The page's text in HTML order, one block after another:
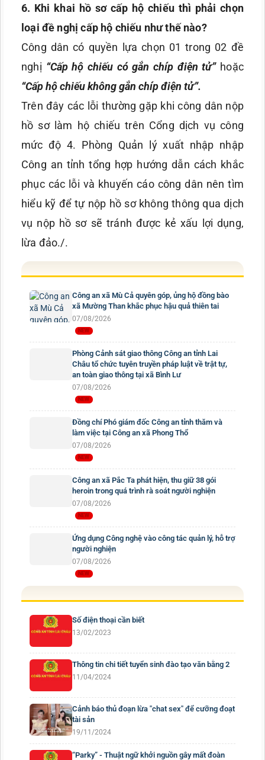
6. Khi khai hồ sơ cấp hộ chiếu thì phải chọn
loại đề nghị cấp hộ chiếu như thế nào?
Công dân có quyền lựa chọn 01 trong 02 đề
nghị “Cấp hộ chiếu có gắn chíp điện tử”hoặc
“Cấp hộ chiếu không gắn chíp điện tử”.
Trên đây các lỗi thường gặp khi công dân nộp
hồ sơ làm hộ chiếu trên Cổng dịch vụ công
mức độ 4. Phòng Quản lý xuất nhập nhập
Công an tỉnh tổng hợp hướng dẫn cách khắc
phục các lỗi và khuyến cáo công dân nên tìm
hiểu kỹ để tự nộp hồ sơ không thông qua dịch
vụ nộp hồ sơ sẽ tránh được kẻ xấu lợi dụng,
lừa đảo./.
Công an xã Mù Cả quyên góp, ủng hộ đồng bào
xã Mường Than khắc phục hậu quả thiên tai
07/08/2026
Phòng Cảnh sát giao thông Công an tỉnh Lai
Châu tổ chức tuyên truyền pháp luật về trật tự,
an toàn giao thông tại xã Bình Lư
07/08/2026
Đồng chí Phó giám đốc Công an tỉnh thăm và
làm việc tại Công an xã Phong Thổ
07/08/2026
Công an xã Pắc Ta phát hiện, thu giữ 38 gói
heroin trong quá trình rà soát người nghiện
07/08/2026
Ứng dụng Công nghệ vào công tác quản lý, hỗ trợ
người nghiện
07/08/2026
Số điện thoại cần biết
13/02/2023
Thông tin chi tiết tuyển sinh đào tạo văn bằng 2
11/04/2024
Cảnh báo thủ đoạn lừa "chat sex" để cưỡng đoạt
tài sản
19/11/2024
“Parky” - Thuật ngữ khởi nguồn gây mất đoàn